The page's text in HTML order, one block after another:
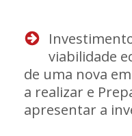
viabilidade
de uma nova
a realizar e
apresentar a